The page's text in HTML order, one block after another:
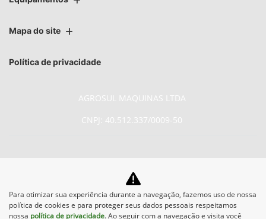
Mapa do site
Política de privacidade
AGROSUL MAQUINAS LTDA
CNPJ: 40.512.337/0009-50
No trânsito, enxergar o outro
salva vidas.
Para otimizar sua experiência durante a navegação, fazemos uso de nossa
política de cookies e para proteger seus dados pessoais respeitamos
nossa política de privacidade. Ao seguir com a navegação e visita você